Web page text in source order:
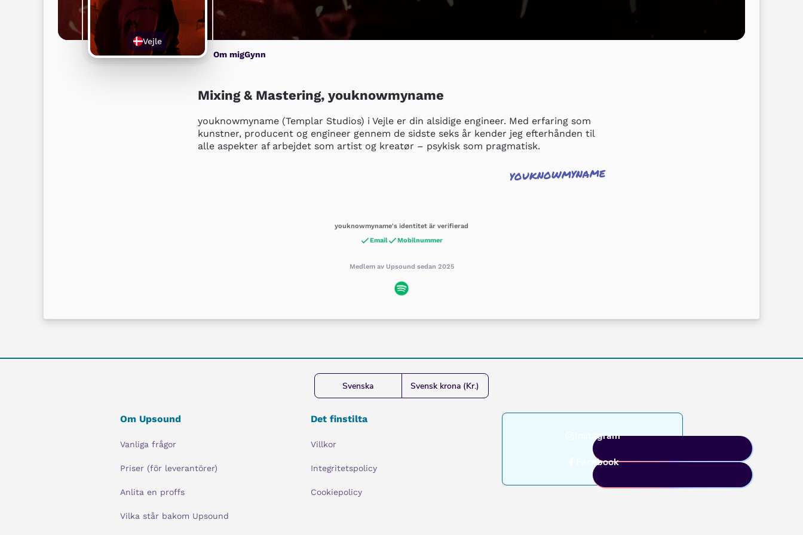
Vejle
Om migGynn
Mixing & Mastering, youknowmyname
youknowmyname (Templar Studios) i Vejle er din alsidige engineer. Med erfaring som
kunstner, producent og engineer gennem de sidste seks år kender jeg efterhånden til
alle aspekter af arbejdet som artist og kreatør – psykisk som pragmatisk.
youknowmyname
youknowmyname's identitet är verifierad
Email
Mobilnummer
Medlem av Upsound sedan 2025
Svenska Svensk krona (Kr.)
Om Upsound
Vanliga frågor
Priser (för leverantörer)
Anlita en proffs
Vilka står bakom Upsound
Det finstilta
Villkor
Integritetspolicy
Cookiepolicy
Instagram
Facebook